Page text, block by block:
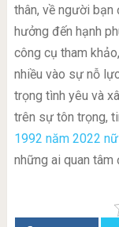
thân, về người bạn
hưởng đến hạnh
công cụ tham
nhiều vào sự nỗ
trọng tình yêu và
trên sự tôn trọng,
1992 năm 2022
những ai quan tâm